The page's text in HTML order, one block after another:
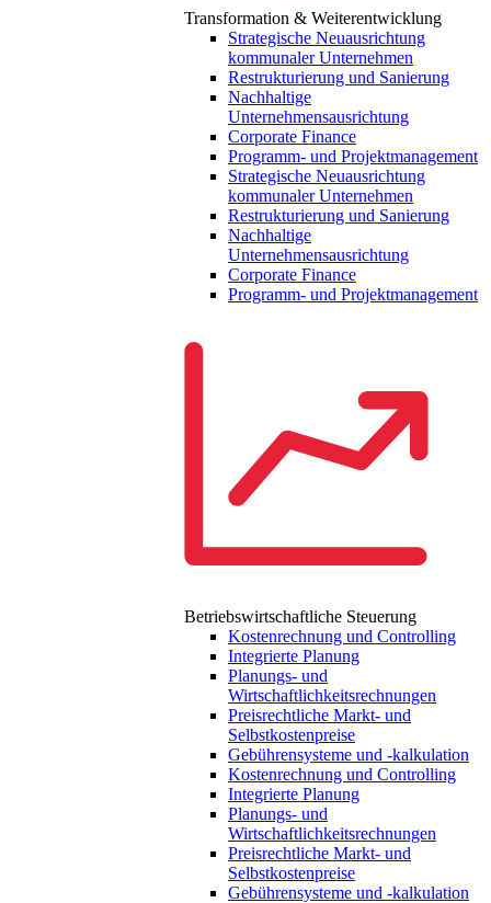
Transformation & Weiterentwicklung
Strategische Neuausrichtung
kommunaler Unternehmen
Restrukturierung und Sanierung
Nachhaltige
Unternehmensausrichtung
Corporate Finance
Programm- und Projektmanagement
Strategische Neuausrichtung
kommunaler Unternehmen
Restrukturierung und Sanierung
Nachhaltige
Unternehmensausrichtung
Corporate Finance
Programm- und Projektmanagement
Betriebswirtschaftliche Steuerung
Kostenrechnung und Controlling
Integrierte Planung
Planungs- und
Wirtschaftlichkeitsrechnungen
Preisrechtliche Markt- und
Selbstkostenpreise
Gebührensysteme und -kalkulation
Kostenrechnung und Controlling
Integrierte Planung
Planungs- und
Wirtschaftlichkeitsrechnungen
Preisrechtliche Markt- und
Selbstkostenpreise
Gebührensysteme und -kalkulation